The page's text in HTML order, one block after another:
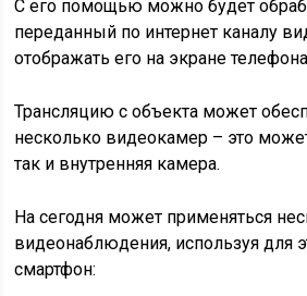
С его помощью можно будет
переданный по интернет каналу
отображать его на экране
Трансляцию с объекта может
несколько видеокамер – это
так и внутренняя камера.
На сегодня может применяться
видеонаблюдения, используя для
смартфон: